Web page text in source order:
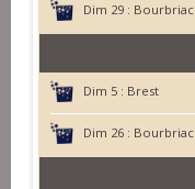
Dim 29 : Bourbriac
Dim 5 : Brest
Dim 26 : Bourbriac